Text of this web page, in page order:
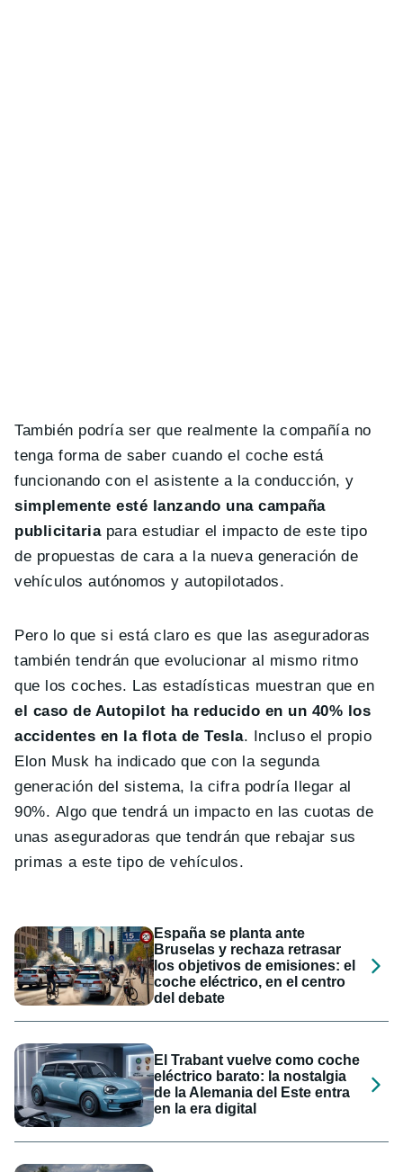
También podría ser que realmente la compañía no
tenga forma de saber cuando el coche está
funcionando con el asistente a la conducción, y
simplemente esté lanzando una campaña
publicitariapara estudiar el impacto de este tipo
de propuestas de cara a la nueva generación de
vehículos autónomos y autopilotados.
Pero lo que si está claro es que las aseguradoras
también tendrán que evolucionar al mismo ritmo
que los coches. Las estadísticas muestran que en
el caso de Autopilot ha reducido en un 40% los
accidentes en la flota de Tesla. Incluso el propio
Elon Musk ha indicado que con la segunda
generación del sistema, la cifra podría llegar al
90%. Algo que tendrá un impacto en las cuotas de
unas aseguradoras que tendrán que rebajar sus
primas a este tipo de vehículos.
España se planta ante
Bruselas y rechaza retrasar
los objetivos de emisiones: el
coche eléctrico, en el centro
del debate
El Trabant vuelve como coche
eléctrico barato: la nostalgia
de la Alemania del Este entra
en la era digital